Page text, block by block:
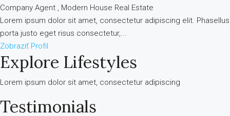
Company Agent , Modern House Real Estate
Lorem ipsum dolor sit amet, consectetur adipiscing elit. Phasellus
porta justo eget risus consectetur,...
Zobraziť Profil
Explore Lifestyles
Lorem ipsum dolor sit amet, consectetur adipiscing
Testimonials